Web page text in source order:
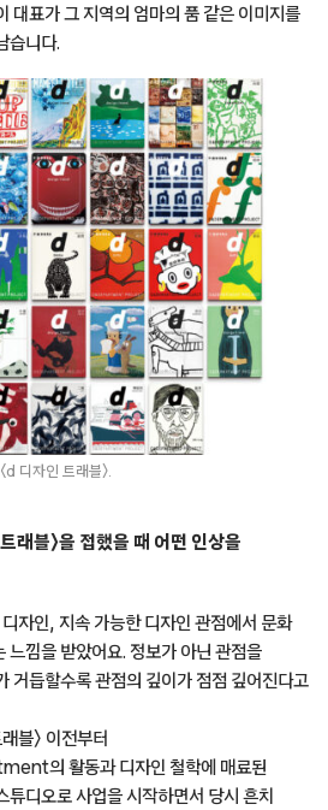
를테면 디자인에서는 디자이너의 인위적인
게 그 지역의 정체성을 드러내는 쪽으로
렇게 되어버리면 디자이너 개인의 창작물이
. 〈d 디자인 트래블〉의 무게중심은
니다. 디자이너가 픽업을 하고 무언가를
재를 할 때도 편집장이 자비로 그 지역에
할 물건을 구매해 확인합니다. 진심으로
하지 않아요. 사진 촬영도 특수 렌즈를
담으려고 노력합니다. 표지 이미지에 현지
같은 맥락이죠.
관점으로 시안을 고르냐고 물어본 적이
대표가 그 지역의 엄마의 품 같은 이미지를
습니다.